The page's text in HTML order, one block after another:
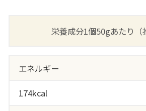
栄養成分1個50gあたり（
エネルギー
174kcal